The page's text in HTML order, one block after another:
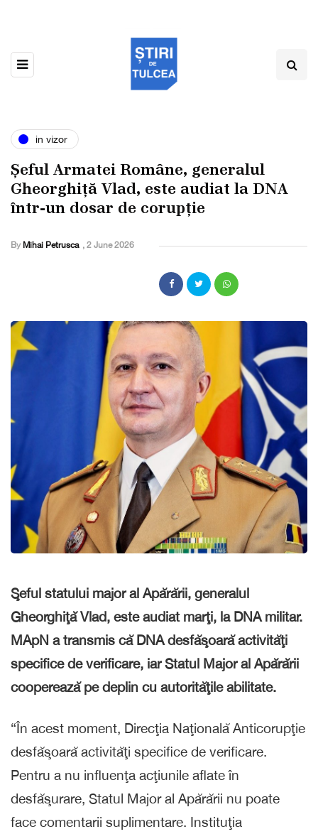
in vizor
Șeful Armatei Române, generalul
Gheorghiță Vlad, este audiat la DNA
într-un dosar de corupție
By Mihai Petrusca , 2 June 2026
Şeful statului major al Apărării, generalul
Gheorghiţă Vlad, este audiat marţi, la DNA militar.
MApN a transmis că DNA desfăşoară activităţi
specifice de verificare, iar Statul Major al Apărării
cooperează pe deplin cu autorităţile abilitate.
“În acest moment, Direcţia Naţională Anticorupţie
desfăşoară activităţi specifice de verificare.
Pentru a nu influenţa acţiunile aflate în
desfăşurare, Statul Major al Apărării nu poate
face comentarii suplimentare. Instituţia